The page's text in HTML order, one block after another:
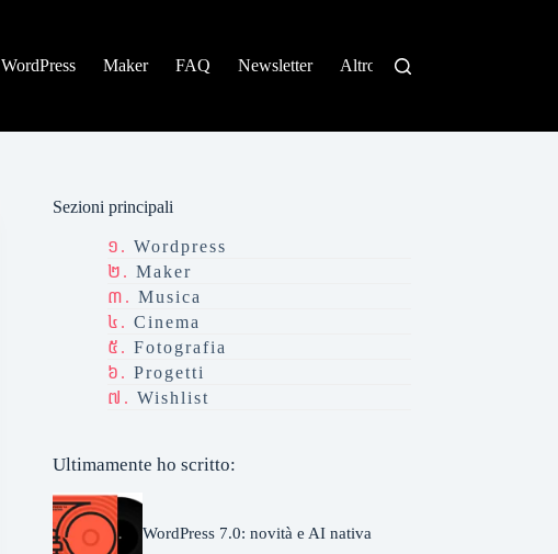
WordPress Maker FAQ Newsletter Altro
Sezioni principali
Wordpress
Maker
Musica
Cinema
Fotografia
Progetti
Wishlist
Ultimamente ho scritto:
WordPress 7.0: novità e AI nativa